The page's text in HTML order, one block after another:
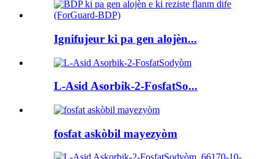
Ignifujeur ki pa gen alojèn...
L-Asid Asorbik-2-FosfatSo...
fosfat askòbil mayezyòm